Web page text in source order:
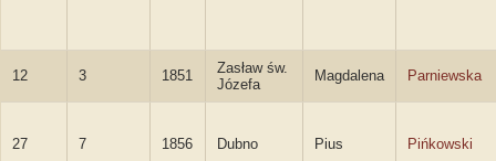
12 3 1851
Zasław św.
Józefa
Magdalena Parniewska
27 7 1856 Dubno Pius Pińkowski